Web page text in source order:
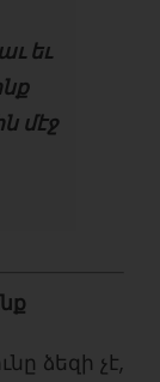
եւ
մէջ
ձեզի չէ,